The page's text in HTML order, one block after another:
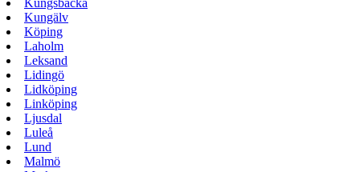
Kungsbacka
Kungälv
Köping
Laholm
Leksand
Lidingö
Lidköping
Linköping
Ljusdal
Luleå
Lund
Malmö